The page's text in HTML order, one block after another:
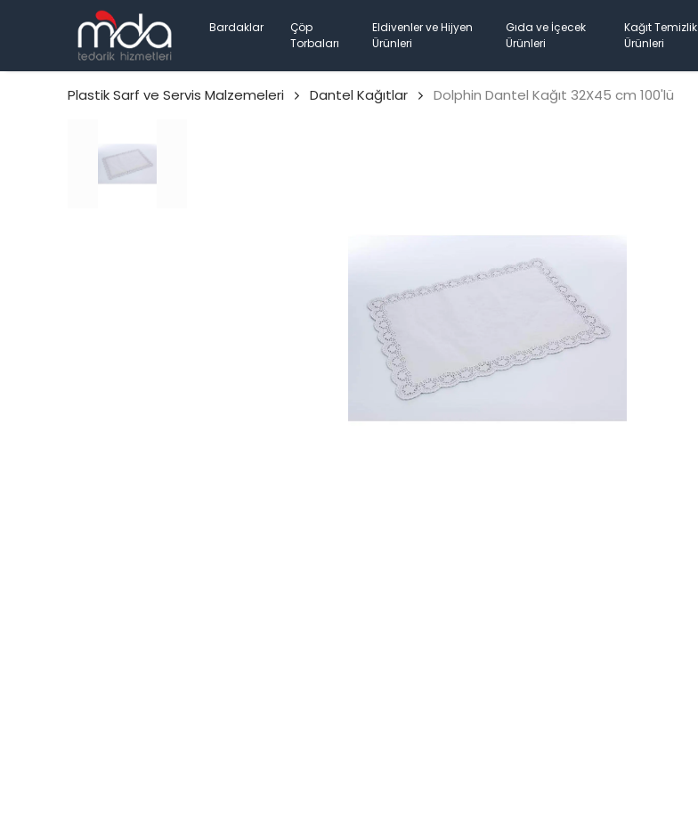
Bardaklar
Çöp
Torbaları
Eldivenler ve Hijyen
Ürünleri
Gıda ve İçecek
Ürünleri
Kağıt Temizlik
Ürünleri
Plastik Sarf ve Servis Malzemeleri Dantel Kağıtlar Dolphin Dantel Kağıt 32X45 cm 100'lü